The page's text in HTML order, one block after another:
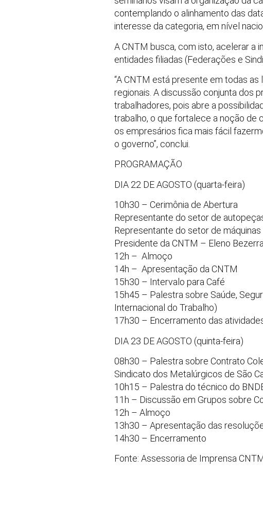
contemplando o alinhamento das
interesse da categoria, em nível
A CNTM busca, com isto, acelerar a
entidades filiadas (Federações e
“A CNTM está presente em todas
regionais. A discussão conjunta dos
trabalhadores, pois abre a
trabalho, o que fortalece a noção de
os empresários fica mais fácil
o governo”, conclui.
PROGRAMAÇÃO
DIA 22 DE AGOSTO (quarta-feira)
10h30 – Cerimônia de Abertura
Representante do setor de
Representante do setor de
Presidente da CNTM – Eleno Bezerra
12h – Almoço
14h – Apresentação da CNTM
15h30 – Intervalo para Café
15h45 – Palestra sobre Saúde,
Internacional do Trabalho)
17h30 – Encerramento das
DIA 23 DE AGOSTO (quinta-feira)
08h30 – Palestra sobre Contrato
Sindicato dos Metalúrgicos de São
10h15 – Palestra do técnico do
11h – Discussão em Grupos sobre
12h – Almoço
13h30 – Apresentação das
14h30 – Encerramento
Fonte: Assessoria de Imprensa